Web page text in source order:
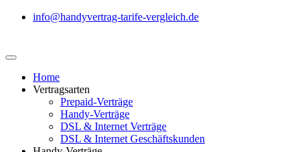
info@handyvertrag-tarife-vergleich.de
Home
Vertragsarten
Prepaid-Verträge
Handy-Verträge
DSL & Internet Verträge
DSL & Internet Geschäftskunden